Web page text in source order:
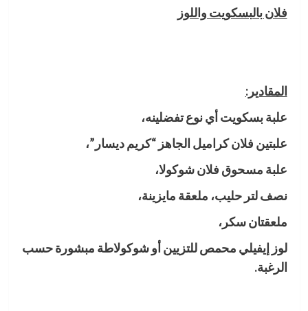
فلان بالبسكويت واللوز
المقادير:
علبة بسكويت أي نوع تفضلينه،
علبتين فلان كراميل الجاهز “كريم ديسار”،
علبة مسحوق فلان شوكولا،
نصف لتر حليب، ملعقة مايزينة،
ملعقتان سكر،
لوز إيفيلي محمص للتزيين أو شوكولاطة مبشورة حسب
الرغبة.